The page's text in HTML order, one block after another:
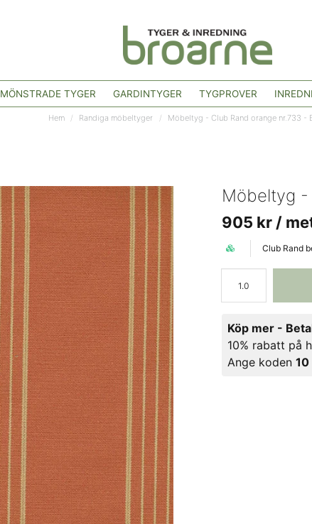
MÖNSTRADE TYGER GARDINTYGER TYGPROVER
Hem Randiga möbeltyger Möbeltyg - Club Rand orange nr.733 -
Möbeltyg -
905 kr /
Club Rand
Köp mer -
10% rabatt på
Ange koden10